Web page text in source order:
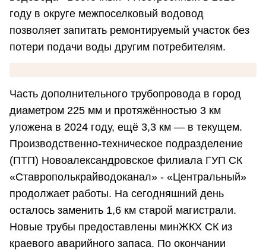
году в округе межпоселковый водовод
позволяет запитать ремонтируемый участок без
потери подачи воды другим потребителям.
Часть дополнительного трубопровода в город
диаметром 225 мм и протяжённостью 3 км
уложена в 2024 году, ещё 3,3 км — в текущем.
Производственно-техническое подразделение
(ПТП) Новоалександровское филиала ГУП СК
«Ставрополькрайводоканал» - «Центральный»
продолжает работы. На сегодняшний день
осталось заменить 1,6 км старой магистрали.
Новые трубы предоставлены минЖКХ СК из
краевого аварийного запаса. По окончании